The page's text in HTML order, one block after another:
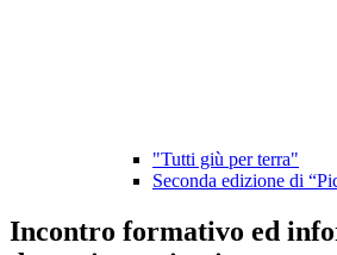
"Tutti giù per terra"
Seconda edizione di
Incontro formativo ed